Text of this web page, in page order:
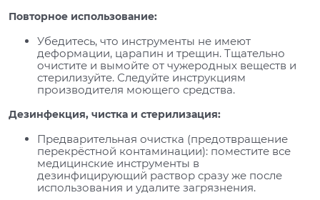
Повторное использование:
Убедитесь, что инструменты не имеют
деформации, царапин и трещин. Тщательно
очистите и вымойте от чужеродных веществ и
стерилизуйте. Следуйте инструкциям
производителя моющего средства.
Дезинфекция, чистка и стерилизация:
Предварительная очистка (предотвращение
перекрёстной контаминации): поместите все
медицинские инструменты в
дезинфицирующий раствор сразу же после
использования и удалите загрязнения.